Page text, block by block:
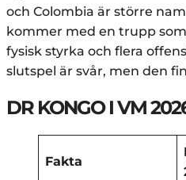
och Colombia är större
kommer med en trupp
fysisk styrka och flera
slutspel är svår, men den
DR KONGO I VM
Fakta